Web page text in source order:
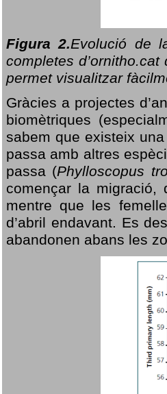
Figura 2.Evolució de
completes
permet visualitzar
Gràcies a projectes
biomètriques
sabem que existeix
passa amb altres
passa (Phylloscopus
començar la migració,
mentre que les
d’abril endavant. Es
abandonen abans les